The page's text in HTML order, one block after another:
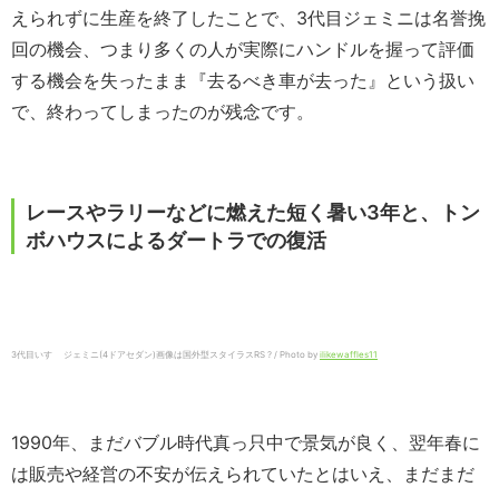
えられずに生産を終了したことで、3代目ジェミニは名誉挽
回の機会、つまり多くの人が実際にハンドルを握って評価
する機会を失ったまま『去るべき車が去った』という扱い
で、終わってしまったのが残念です。
レースやラリーなどに燃えた短く暑い3年と、トン
ボハウスによるダートラでの復活
3代目いすゞ ジェミニ(4ドアセダン)画像は国外型スタイラスRS ? / Photo by ilikewaffles11
1990年、まだバブル時代真っ只中で景気が良く、翌年春に
は販売や経営の不安が伝えられていたとはいえ、まだまだ